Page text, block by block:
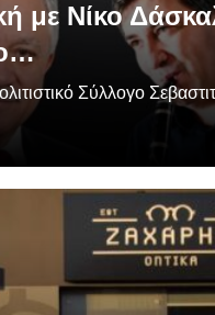
με Νίκο
Σύλλογο